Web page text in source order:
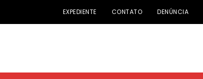
EXPEDIENTE CONTATO DENÚNCIA